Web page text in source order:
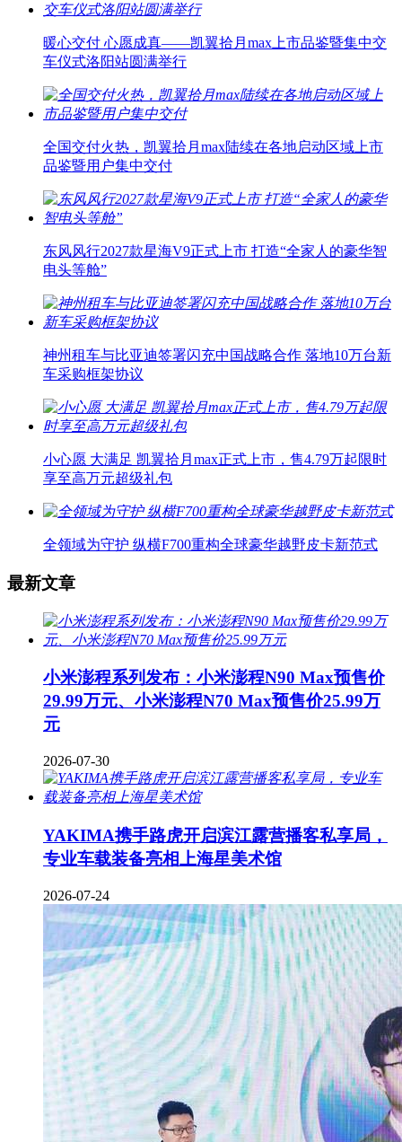
暖心交付 心愿成真——凯翼拾月max上市品鉴暨集中交
车仪式洛阳站圆满举行
全国交付火热，凯翼拾月max陆续在各地启动区域上市
品鉴暨用户集中交付
东风风行2027款星海V9正式上市 打造“全家人的豪华智
电头等舱”
神州租车与比亚迪签署闪充中国战略合作 落地10万台新
车采购框架协议
小心愿 大满足 凯翼拾月max正式上市，售4.79万起限时
享至高万元超级礼包
全领域为守护 纵横F700重构全球豪华越野皮卡新范式
最新文章
小米澎程系列发布：小米澎程N90 Max预售价
29.99万元、小米澎程N70 Max预售价25.99万
元
2026-07-30
YAKIMA携手路虎开启滨江露营播客私享局，
专业车载装备亮相上海星美术馆
2026-07-24